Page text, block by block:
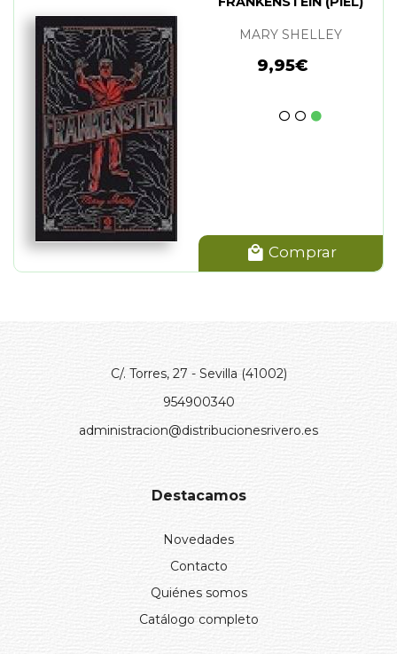
MARY SHELLEY
9,95€
Comprar
C/. Torres, 27 - Sevilla (41002)
954900340
administracion@distribucionesrivero.es
Destacamos
Novedades
Contacto
Quiénes somos
Catálogo completo